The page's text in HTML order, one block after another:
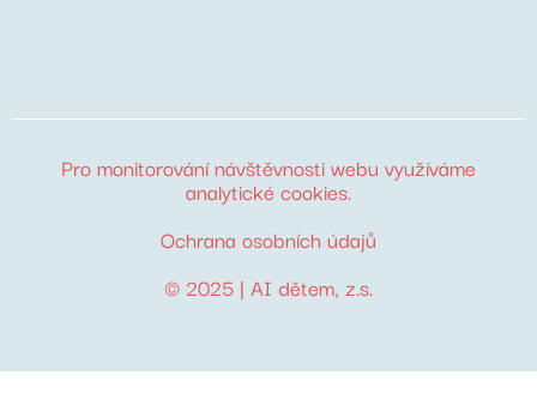
Pro monitorování návštěvnosti webu využíváme
analytické cookies.
Ochrana osobních údajů
© 2025 | AI dětem, z.s.